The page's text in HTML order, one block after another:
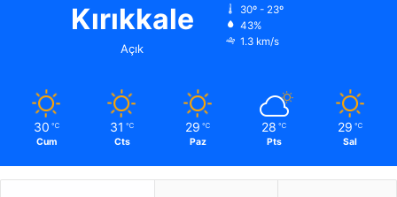
Kırıkkale
Açık
30º - 23º
43%
1.3 km/s
30 ℃
Cum
31 ℃
Cts
29 ℃
Paz
28 ℃
Pts
29 ℃
Sal